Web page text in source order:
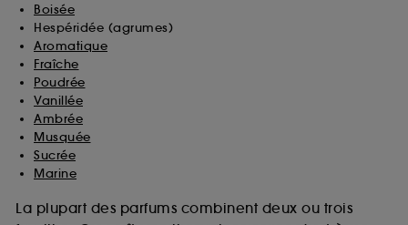
Boisée
Hespéridée (agrumes)
Aromatique
Fraîche
Poudrée
Vanillée
Ambrée
Musquée
Sucrée
Marine
La plupart des parfums combinent deux ou trois